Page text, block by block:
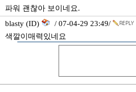
파워 괜찮아 보이네요.
blasty (ID)
/ 07-04-29 23:49/
색깔이매력있네요